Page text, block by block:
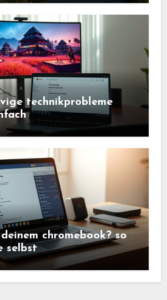
technikprobleme
chromebook? so
selbst